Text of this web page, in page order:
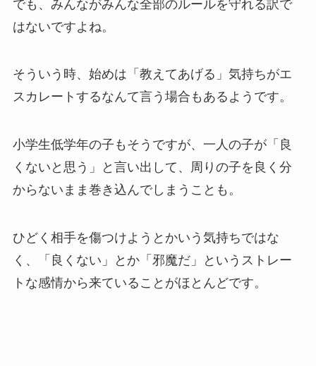
でも、みんながみんな全部のルールを守れる訳で
はないですよね。
そういう時、始めは「教えてあげる」気持ちがエ
スカレートするなんて言う場合もあるようです。
小学生低学年の子もそうですが、一人の子が「良
くないと思う」と言い出して、周りの子を良く分
からないまま巻き込んでしまうことも。
ひどく相手を傷つけようとかいう気持ちではな
く、「良くない」とか「邪魔だ」というストレー
トな感情から来ていることがほとんどです。